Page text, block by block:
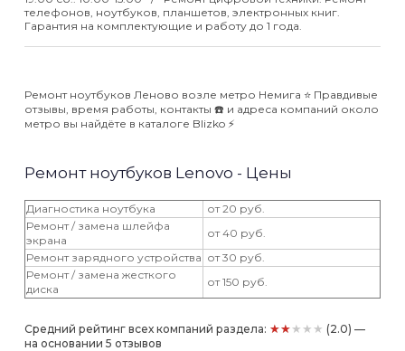
телефонов, ноутбуков, планшетов, электронных книг.
Гарантия на комплектующие и работу до 1 года.
Ремонт ноутбуков Леново возле метро Немига ⭐️ Правдивые
отзывы, время работы, контакты ☎️ и адреса компаний около
метро вы найдёте в каталоге Blizko ⚡️
Ремонт ноутбуков Lenovo - Цены
Диагностика ноутбука
от 20 руб.
Ремонт / замена шлейфа
экрана
от 40 руб.
Ремонт зарядного устройства от 30 руб.
Ремонт / замена жесткого
диска
от 150 руб.
Средний рейтинг всех компаний раздела: ★★★★★ (2.0) —
на основании 5 отзывов